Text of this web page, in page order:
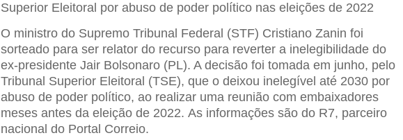
Superior Eleitoral por abuso de poder político nas eleições de 2022
O ministro do Supremo Tribunal Federal (STF) Cristiano Zanin foi
sorteado para ser relator do recurso para reverter a inelegibilidade do
ex-presidente Jair Bolsonaro (PL). A decisão foi tomada em junho, pelo
Tribunal Superior Eleitoral (TSE), que o deixou inelegível até 2030 por
abuso de poder político, ao realizar uma reunião com embaixadores
meses antes da eleição de 2022. As informações são do R7, parceiro
nacional do Portal Correio.